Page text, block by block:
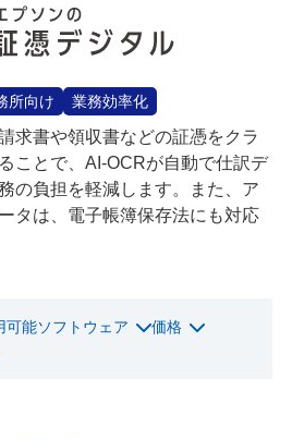
所向け 業務効率化
求書や領収書などの証憑をクラ
ことで、AI-OCRが自動で仕訳デ
の負担を軽減します。また、ア
タは、電子帳簿保存法にも対応
可能ソフトウェア
価格